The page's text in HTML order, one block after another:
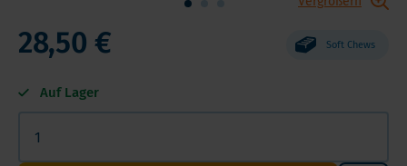
Soft Chews
28,50 €
Auf Lager